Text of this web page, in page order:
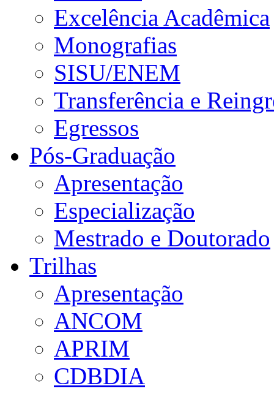
Excelência Acadêmica
Monografias
SISU/ENEM
Transferência e
Egressos
Pós-Graduação
Apresentação
Especialização
Mestrado e Doutorado
Trilhas
Apresentação
ANCOM
APRIM
CDBDIA